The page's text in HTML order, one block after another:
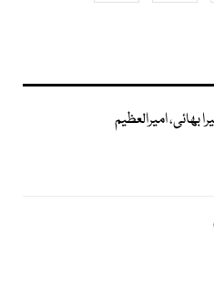
بھائی، امیرالعظیم